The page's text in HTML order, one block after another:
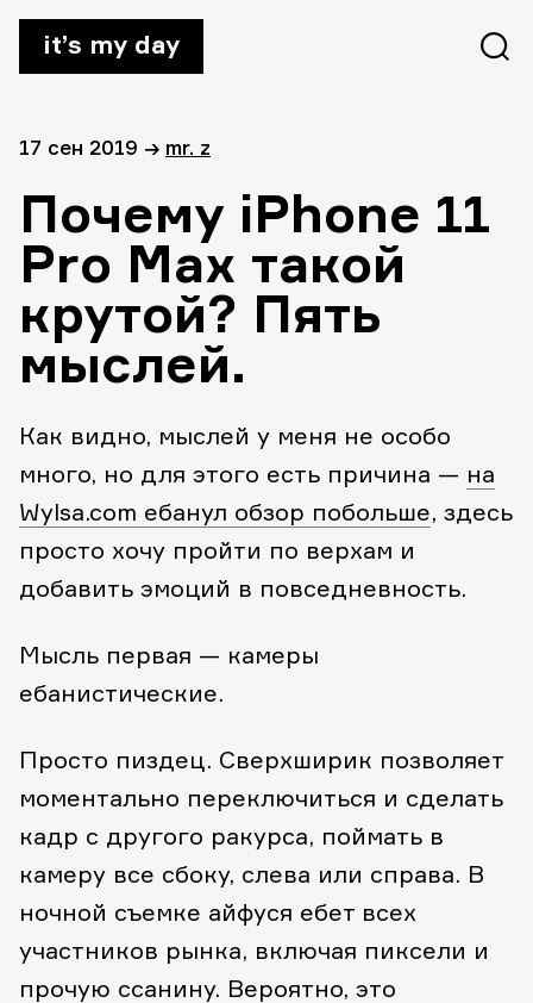
it’s my day
17 сен 2019 → mr. z
Почему iPhone 11
Pro Max такой
крутой? Пять
мыслей.
Как видно, мыслей у меня не особо
много, но для этого есть причина — на
Wylsa.com ебанул обзор побольше, здесь
просто хочу пройти по верхам и
добавить эмоций в повседневность.
Мысль первая — камеры
ебанистические.
Просто пиздец. Сверхширик позволяет
моментально переключиться и сделать
кадр с другого ракурса, поймать в
камеру все сбоку, слева или справа. В
ночной съемке айфуся ебет всех
участников рынка, включая пиксели и
прочую ссанину. Вероятно, это